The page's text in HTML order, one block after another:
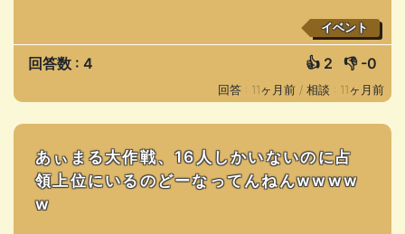
イベント
回答数 : 4 👍 2 👎 -0
回答 : 11ヶ月前 / 相談 : 11ヶ月前
あぃまる大作戦、16人しかいないのに占
領上位にいるのどーなってんねんwwww
w